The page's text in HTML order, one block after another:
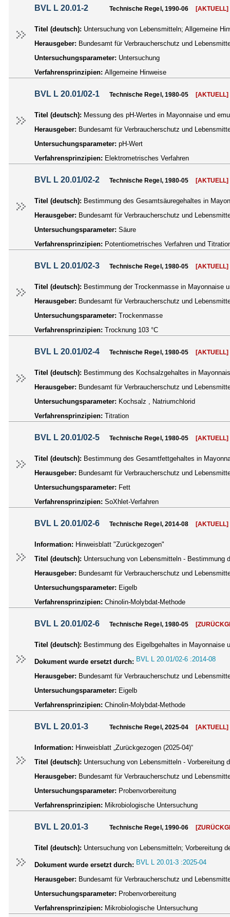
BVL L 20.01-2 Technische Regel, 1990-06 [AKTUELL]
Titel (deutsch): Untersuchung von Lebensmitteln; Allgemeine
Herausgeber: Bundesamt für Verbraucherschutz und
Untersuchungsparameter: Untersuchung
Verfahrensprinzipien: Allgemeine Hinweise
BVL L 20.01/02-1 Technische Regel, 1980-05 [AKTUELL]
Titel (deutsch): Messung des pH-Wertes in Mayonnaise und
Herausgeber: Bundesamt für Verbraucherschutz und
Untersuchungsparameter: pH-Wert
Verfahrensprinzipien: Elektrometrisches Verfahren
BVL L 20.01/02-2 Technische Regel, 1980-05 [AKTUELL]
Titel (deutsch): Bestimmung des Gesamtsäuregehaltes in
Herausgeber: Bundesamt für Verbraucherschutz und
Untersuchungsparameter: Säure
Verfahrensprinzipien: Potentiometrisches Verfahren und
BVL L 20.01/02-3 Technische Regel, 1980-05 [AKTUELL]
Titel (deutsch): Bestimmung der Trockenmasse in Mayonnaise
Herausgeber: Bundesamt für Verbraucherschutz und
Untersuchungsparameter: Trockenmasse
Verfahrensprinzipien: Trocknung 103 °C
BVL L 20.01/02-4 Technische Regel, 1980-05 [AKTUELL]
Titel (deutsch): Bestimmung des Kochsalzgehaltes in
Herausgeber: Bundesamt für Verbraucherschutz und
Untersuchungsparameter: Kochsalz , Natriumchlorid
Verfahrensprinzipien: Titration
BVL L 20.01/02-5 Technische Regel, 1980-05 [AKTUELL]
Titel (deutsch): Bestimmung des Gesamtfettgehaltes in
Herausgeber: Bundesamt für Verbraucherschutz und
Untersuchungsparameter: Fett
Verfahrensprinzipien: SoXhlet-Verfahren
BVL L 20.01/02-6 Technische Regel, 2014-08 [AKTUELL]
Information: Hinweisblatt "Zurückgezogen"
Titel (deutsch): Untersuchung von Lebensmitteln - Bestimmung
Herausgeber: Bundesamt für Verbraucherschutz und
Untersuchungsparameter: Eigelb
Verfahrensprinzipien: Chinolin-Molybdat-Methode
BVL L 20.01/02-6 Technische Regel, 1980-05
Titel (deutsch): Bestimmung des Eigelbgehaltes in Mayonnaise
Dokument wurde ersetzt durch: BVL L 20.01/02-6 :2014-08
Herausgeber: Bundesamt für Verbraucherschutz und
Untersuchungsparameter: Eigelb
Verfahrensprinzipien: Chinolin-Molybdat-Methode
BVL L 20.01-3 Technische Regel, 2025-04 [AKTUELL]
Information: Hinweisblatt „Zurückgezogen (2025-04)“
Titel (deutsch): Untersuchung von Lebensmitteln -
Herausgeber: Bundesamt für Verbraucherschutz und
Untersuchungsparameter: Probenvorbereitung
Verfahrensprinzipien: Mikrobiologische Untersuchung
BVL L 20.01-3 Technische Regel, 1990-06
Titel (deutsch): Untersuchung von Lebensmitteln; Vorbereitung
Dokument wurde ersetzt durch: BVL L 20.01-3 :2025-04
Herausgeber: Bundesamt für Verbraucherschutz und
Untersuchungsparameter: Probenvorbereitung
Verfahrensprinzipien: Mikrobiologische Untersuchung